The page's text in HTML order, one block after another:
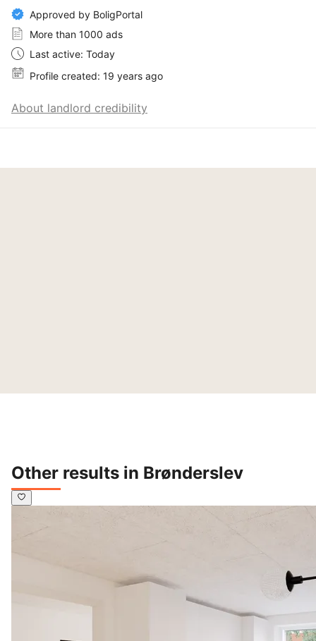
Approved by BoligPortal
More than 1000 ads
Last active: Today
Profile created: 19 years ago
About landlord credibility
Other results in Brønderslev